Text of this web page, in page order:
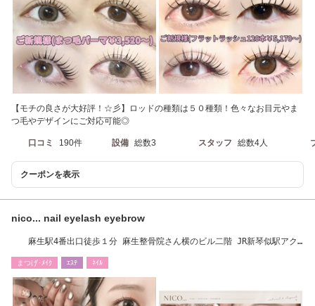
【モチの良さが大好評！☆彡】ロッドの種類は５０種類！色々なお目元やま
つ毛やデザインにご対応可能◎
口コミ 190件 設備 総数3 スタッフ 総数4人
クーポンを表示
nico... nail eyelash eyebrow
麻生駅4番出口徒歩１分 麻生整骨院さん横のビル二階 JR新琴似駅アク
まつげ･ﾒｲｸ ｴｽﾃ ﾈｲﾙ